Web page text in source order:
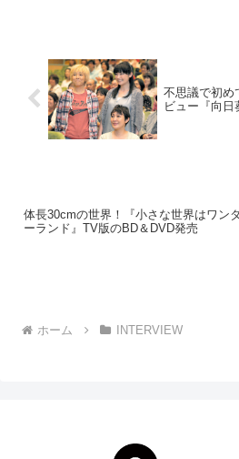
不思議で初
ビュー『向日
体長30cmの世界！『小さな世界はワン
ーランド』TV版のBD＆DVD発売
ホーム INTERVIEW